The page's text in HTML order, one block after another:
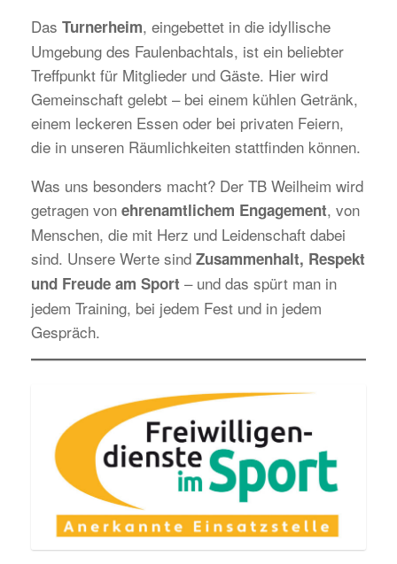
Das Turnerheim, eingebettet in die idyllische
Umgebung des Faulenbachtals, ist ein beliebter
Treffpunkt für Mitglieder und Gäste. Hier wird
Gemeinschaft gelebt – bei einem kühlen Getränk,
einem leckeren Essen oder bei privaten Feiern,
die in unseren Räumlichkeiten stattfinden können.
Was uns besonders macht? Der TB Weilheim wird
getragen von ehrenamtlichem Engagement, von
Menschen, die mit Herz und Leidenschaft dabei
sind. Unsere Werte sind Zusammenhalt, Respekt
und Freude am Sport – und das spürt man in
jedem Training, bei jedem Fest und in jedem
Gespräch.